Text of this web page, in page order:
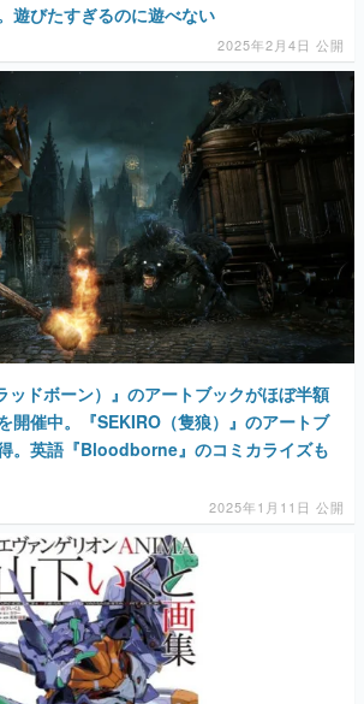
遊びたすぎるのに遊べない
2025年2月4日 公開
ッドボーン）』のアートブックがほぼ半額
開催中。『SEKIRO（隻狼）』のアートブ
。英語『Bloodborne』のコミカライズも
2025年1月11日 公開